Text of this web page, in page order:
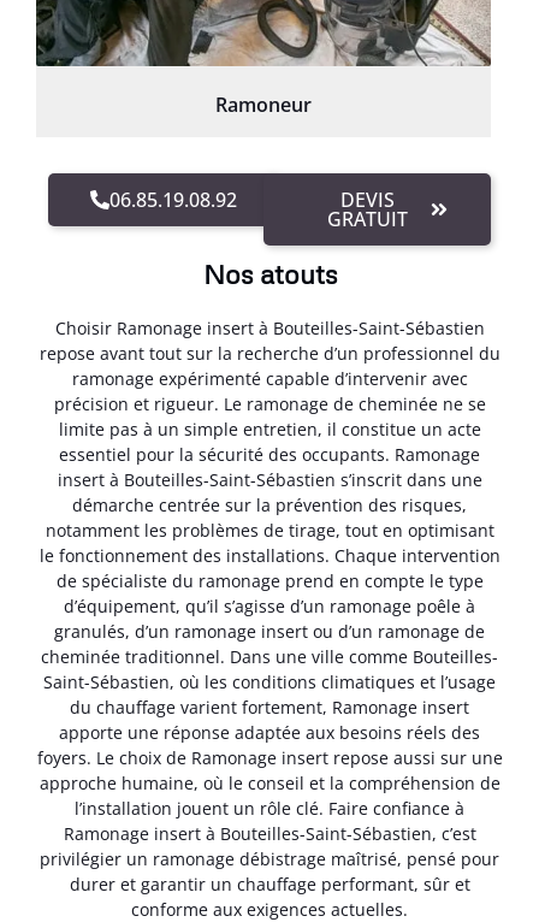
Ramoneur
06.85.19.08.92 DEVIS
GRATUIT
Nos atouts
Choisir Ramonage insert à Bouteilles-Saint-Sébastien
repose avant tout sur la recherche d’un professionnel du
ramonage expérimenté capable d’intervenir avec
précision et rigueur. Le ramonage de cheminée ne se
limite pas à un simple entretien, il constitue un acte
essentiel pour la sécurité des occupants. Ramonage
insert à Bouteilles-Saint-Sébastien s’inscrit dans une
démarche centrée sur la prévention des risques,
notamment les problèmes de tirage, tout en optimisant
le fonctionnement des installations. Chaque intervention
de spécialiste du ramonage prend en compte le type
d’équipement, qu’il s’agisse d’un ramonage poêle à
granulés, d’un ramonage insert ou d’un ramonage de
cheminée traditionnel. Dans une ville comme Bouteilles-
Saint-Sébastien, où les conditions climatiques et l’usage
du chauffage varient fortement, Ramonage insert
apporte une réponse adaptée aux besoins réels des
foyers. Le choix de Ramonage insert repose aussi sur une
approche humaine, où le conseil et la compréhension de
l’installation jouent un rôle clé. Faire confiance à
Ramonage insert à Bouteilles-Saint-Sébastien, c’est
privilégier un ramonage débistrage maîtrisé, pensé pour
durer et garantir un chauffage performant, sûr et
conforme aux exigences actuelles.